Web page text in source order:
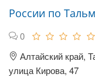
России по
0
Алтайский край,
улица Кирова, 47